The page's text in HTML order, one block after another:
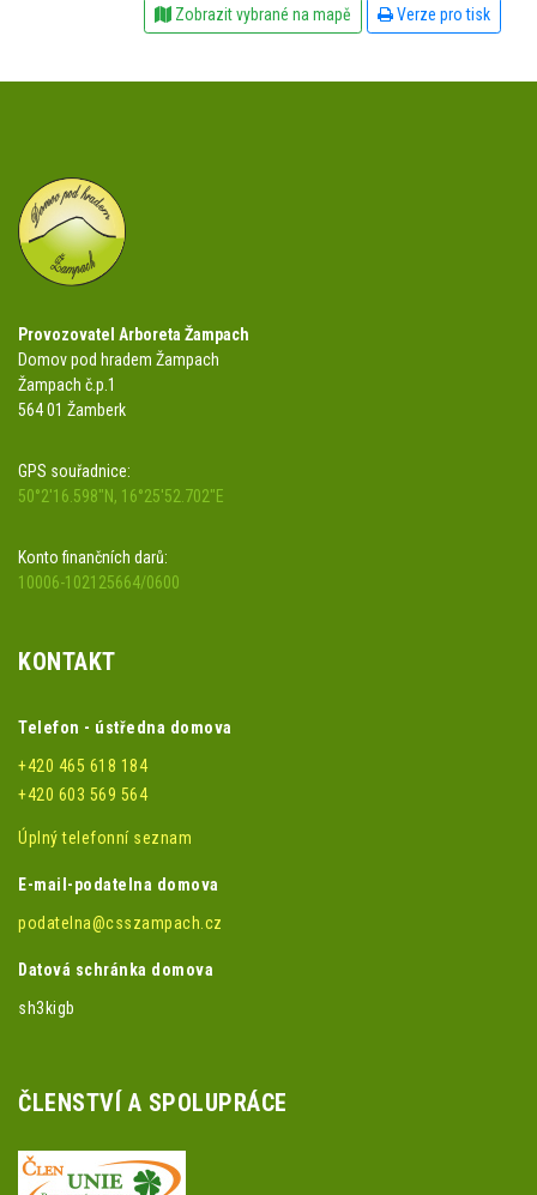
Zobrazit vybrané na mapě Verze pro tisk
Provozovatel Arboreta Žampach
Domov pod hradem Žampach
Žampach č.p.1
564 01 Žamberk
GPS souřadnice:
50°2'16.598"N, 16°25'52.702"E
Konto finančních darů:
10006-102125664/0600
KONTAKT
Telefon - ústředna domova
+420 465 618 184
+420 603 569 564
Úplný telefonní seznam
E-mail-podatelna domova
podatelna@csszampach.cz
Datová schránka domova
sh3kigb
ČLENSTVÍ A SPOLUPRÁCE